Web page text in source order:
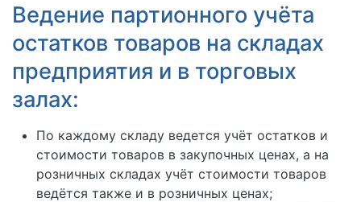
Ведение партионного учёта
остатков товаров на складах
предприятия и в торговых
залах:
По каждому складу ведется учёт остатков и
стоимости товаров в закупочных ценах, а на
розничных складах учёт стоимости товаров
ведётся также и в розничных ценах;